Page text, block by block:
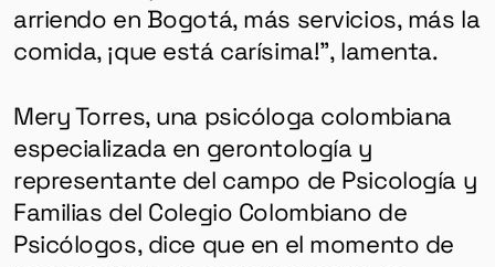
HERRAMIENTAS
DONACIONES
ESPECIALES
arriendo en Bogotá, más servicios, más la
comida, ¡que está carísima!”, lamenta.
Mery Torres, una psicóloga colombiana
especializada en gerontología y
representante del campo de Psicología y
Familias del Colegio Colombiano de
Psicólogos, dice que en el momento de